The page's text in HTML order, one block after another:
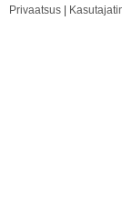
Privaatsus